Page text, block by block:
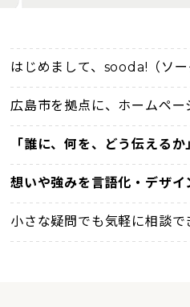
はじめまして、sooda!（ソー
広島市を拠点に、ホームペ
「誰に、何を、どう伝えるか
想いや強みを言語化・デザ
小さな疑問でも気軽に相談